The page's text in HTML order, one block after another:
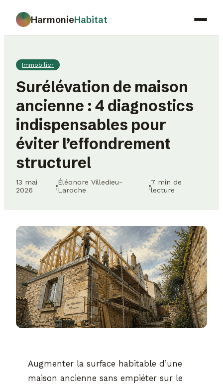
HarmonieHabitat
Déco
Jardinage
Immobilier
Gastronomie
Immobilier
Surélévation de maison
ancienne : 4 diagnostics
indispensables pour
éviter l’effondrement
structurel
13 mai
2026
·
Éléonore Villedieu-
Laroche
·
7 min de
lecture
Augmenter la surface habitable d’une
maison ancienne sans empiéter sur le